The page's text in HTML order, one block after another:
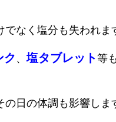
でなく塩分も失われま
ク 、塩タブレット等
日の体調も影響しま